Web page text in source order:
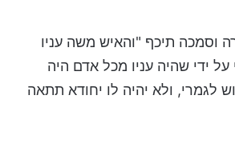
וסמכה תיכף "והאיש משה עניו
ידי שהיה עניו מכל אדם היה
לגמרי, ולא יהיה לו יחודא תתאה